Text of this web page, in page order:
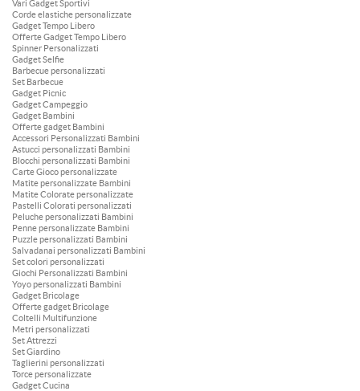
Vari Gadget Sportivi
Corde elastiche personalizzate
Gadget Tempo Libero
Offerte Gadget Tempo Libero
Spinner Personalizzati
Gadget Selfie
Barbecue personalizzati
Set Barbecue
Gadget Picnic
Gadget Campeggio
Gadget Bambini
Offerte gadget Bambini
Accessori Personalizzati Bambini
Astucci personalizzati Bambini
Blocchi personalizzati Bambini
Carte Gioco personalizzate
Matite personalizzate Bambini
Matite Colorate personalizzate
Pastelli Colorati personalizzati
Peluche personalizzati Bambini
Penne personalizzate Bambini
Puzzle personalizzati Bambini
Salvadanai personalizzati Bambini
Set colori personalizzati
Giochi Personalizzati Bambini
Yoyo personalizzati Bambini
Gadget Bricolage
Offerte gadget Bricolage
Coltelli Multifunzione
Metri personalizzati
Set Attrezzi
Set Giardino
Taglierini personalizzati
Torce personalizzate
Gadget Cucina